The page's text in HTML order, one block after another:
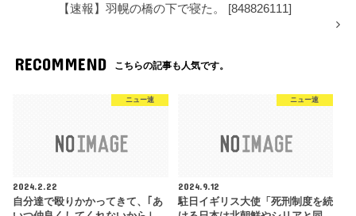
【速報】羽幌の橋の下で寝た。 [848826111]
RECOMMEND こちらの記事も人気です。
ニュー速
2024.2.22
自分達で殴りかかってきて、｢あ
ニュー速
2024.9.12
駐日イギリス大使「死刑制度を続